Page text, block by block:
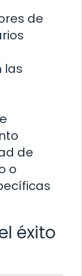
de
las
de
o
éxito